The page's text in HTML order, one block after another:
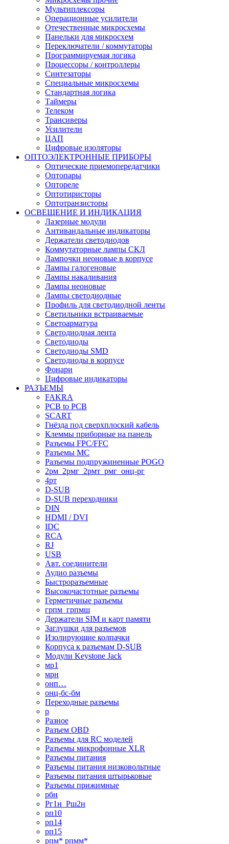
Мультиплексоры
Операционные усилители
Отечественные микросхемы
Панельки для микросхем
Переключатели / коммутаторы
Программируемая логика
Процессоры / контроллеры
Синтезаторы
Специальные микросхемы
Стандартная логика
Таймеры
Телеком
Трансиверы
Усилители
ЦАП
Цифровые изоляторы
ОПТОЭЛЕКТРОННЫЕ ПРИБОРЫ
Оптические приемопередатчики
Оптопары
Оптореле
Оптотиристоры
Оптотранзисторы
ОСВЕЩЕНИЕ И ИНДИКАЦИЯ
Лазерные модули
Антивандальные индикаторы
Держатели светодиодов
Коммутаторные лампы СКЛ
Лампочки неоновые в корпусе
Лампы галогеновые
Лампы накаливания
Лампы неоновые
Лампы светодиодные
Профиль для светодиодной ленты
Светильники встраиваемые
Светоарматура
Светодиодная лента
Светодиоды
Светодиоды SMD
Светодиоды в корпусе
Фонари
Цифровые индикаторы
РАЗЪЕМЫ
FAKRA
PCB to PCB
SCART
Гнёзда под сверхплоский кабель
Клеммы приборные на панель
Разъемы FPC/FFC
Разъемы MC
Разъемы подпружиненные POGO
2рм_2рмг_2рмт_рмг_онц-рг
4рт
D-SUB
D-SUB переходники
DIN
HDMI / DVI
IDC
RCA
RJ
USB
Авт. соединители
Аудио разъемы
Быстроразъемные
Высокочастотные разъемы
Герметичные разъемы
грпм_грпмш
Держатели SIM и карт памяти
Заглушки для разъемов
Изолирующие колпачки
Корпуса к разъемам D-SUB
Модули Keystone Jack
мр1
мрн
онп…
онц-бс-бм
Переходные разъемы
р
Разное
Разъем OBD
Разъемы для RC моделей
Разъемы микрофонные XLR
Разъемы питания
Разъемы питания низковольтные
Разъемы питания штырьковые
Разъемы прижимные
рбн
Рг1н_Рш2н
рп10
рп14
рп15
рпм* рпмм*